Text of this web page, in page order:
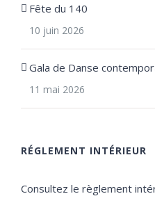
Fête du 140
10 juin 2026
Gala de Danse
11 mai 2026
RÉGLEMENT INTÉRIEUR
Consultez le règlement